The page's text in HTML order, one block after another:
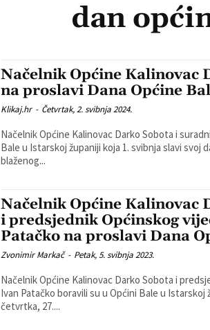
dan
Načelnik Općine Kalinovac
na proslavi Dana Općine
Klikaj.hr - Četvrtak, 2. svibnja 2024.
Načelnik Općine Kalinovac Darko Sobota i
Bale u Istarskoj županiji koja 1. svibnja slavi svoj
blaženog...
Načelnik Općine Kalinovac
i predsjednik Općinskog
Patačko na proslavi Dana
Zvonimir Markač - Petak, 5. svibnja 2023.
Načelnik Općine Kalinovac Darko Sobota i
Ivan Patačko boravili su u Općini Bale u Istarskoj
četvrtka, 27....